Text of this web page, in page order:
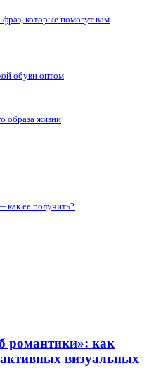
которые помогут вам
обуви оптом
образа жизни
как ее получить?
романтики»: как
визуальных